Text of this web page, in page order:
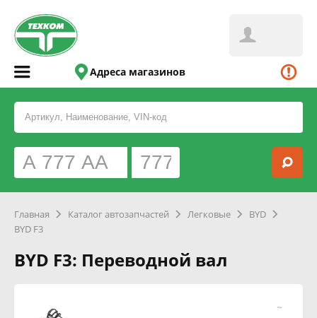
Адреса магазинов
Главная Каталог автозапчастей Легковые
BYD
BYD F3
BYD F3: Переводной вал